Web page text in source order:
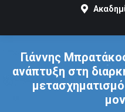
Γιάννης
ανάπτυξη στη